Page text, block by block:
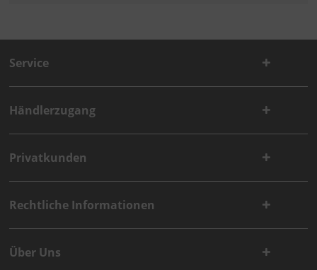
Service
Händlerzugang
Privatkunden
Rechtliche Informationen
Über Uns